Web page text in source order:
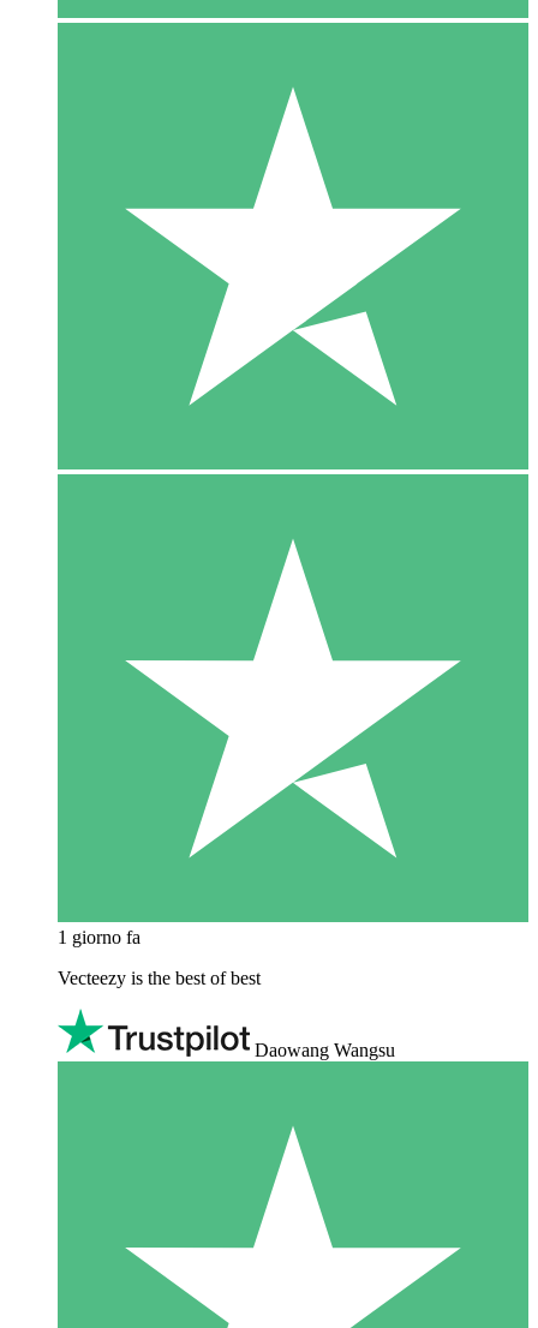
1 giorno fa
Vecteezy is the best of best
Daowang Wangsu